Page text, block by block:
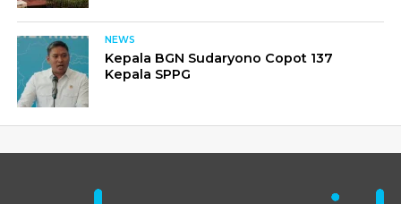
NEWS
Kepala BGN Sudaryono Copot 137
Kepala SPPG